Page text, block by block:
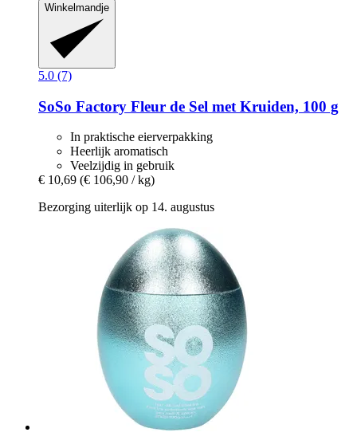
Winkelmandje
5.0 (7)
SoSo Factory Fleur de Sel met Kruiden, 100 g
In praktische eierverpakking
Heerlijk aromatisch
Veelzijdig in gebruik
€ 10,69 (€ 106,90 / kg)
Bezorging uiterlijk op 14. augustus